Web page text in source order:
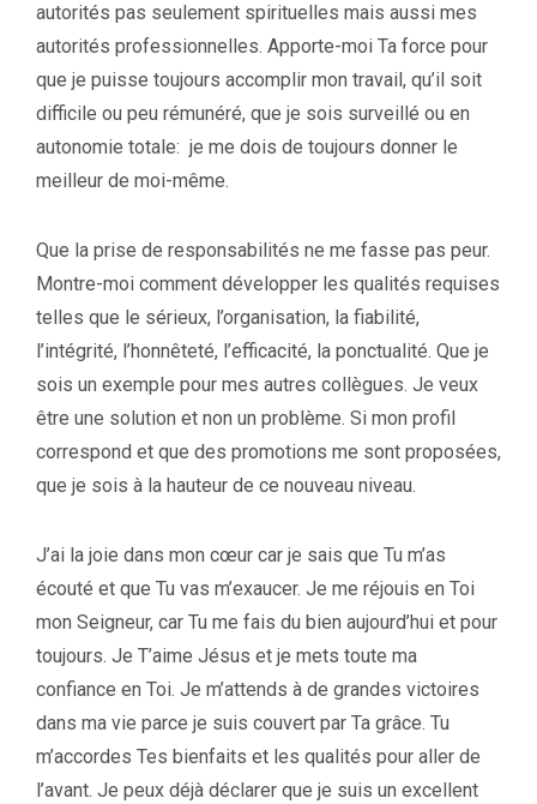
autorités pas seulement spirituelles mais aussi mes
autorités professionnelles. Apporte-moi Ta force pour
que je puisse toujours accomplir mon travail, qu’il soit
difficile ou peu rémunéré, que je sois surveillé ou en
autonomie totale: je me dois de toujours donner le
meilleur de moi-même.
Que la prise de responsabilités ne me fasse pas peur.
Montre-moi comment développer les qualités requises
telles que le sérieux, l’organisation, la fiabilité,
l’intégrité, l’honnêteté, l’efficacité, la ponctualité. Que je
sois un exemple pour mes autres collègues. Je veux
être une solution et non un problème. Si mon profil
correspond et que des promotions me sont proposées,
que je sois à la hauteur de ce nouveau niveau.
J’ai la joie dans mon cœur car je sais que Tu m’as
écouté et que Tu vas m’exaucer. Je me réjouis en Toi
mon Seigneur, car Tu me fais du bien aujourd’hui et pour
toujours. Je T’aime Jésus et je mets toute ma
confiance en Toi. Je m’attends à de grandes victoires
dans ma vie parce je suis couvert par Ta grâce. Tu
m’accordes Tes bienfaits et les qualités pour aller de
l’avant. Je peux déjà déclarer que je suis un excellent